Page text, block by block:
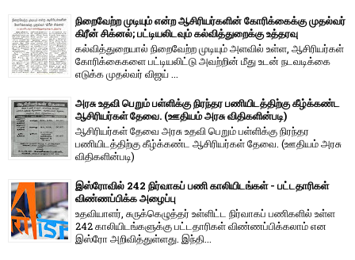
நிறைவேற்ற முடியும் என்ற ஆசிரியர்களின் கோரிக்கைக்கு முதல்வர்
கிரீன் சிக்னல்; பட்டியலிடவும் கல்வித்துறைக்கு உத்தரவு
கல்வித்துறையால் நிறைவேற்ற முடியும் அளவில் உள்ள, ஆசிரியர்கள்
கோரிக்கைகளை பட்டியலிட்டு அவற்றின் மீது உடன் நடவடிக்கை
எடுக்க முதல்வர் விஜய் ...
அரசு உதவி பெறும் பள்ளிக்கு நிரந்தர பணியிடத்திற்கு கீழ்க்கண்ட
ஆசிரியர்கள் தேவை. (ஊதியம் அரசு விதிகளின்படி)
ஆசிரியர்கள் தேவை அரசு உதவி பெறும் பள்ளிக்கு நிரந்தர
பணியிடத்திற்கு கீழ்க்கண்ட ஆசிரியர்கள் தேவை. (ஊதியம் அரசு
விதிகளின்படி)
இஸ்ரோவில் 242 நிர்வாகப் பணி காலியிடங்கள் - பட்டதாரிகள்
விண்ணப்பிக்க அழைப்பு
உதவியாளர், சுருக்கெழுத்தர் உள்ளிட்ட நிர்வாகப் பணிகளில் உள்ள
242 காலியிடங்களுக்கு பட்டதாரிகள் விண்ணப்பிக்கலாம் என
இஸ்ரோ அறிவித்துள்ளது. இந்தி...